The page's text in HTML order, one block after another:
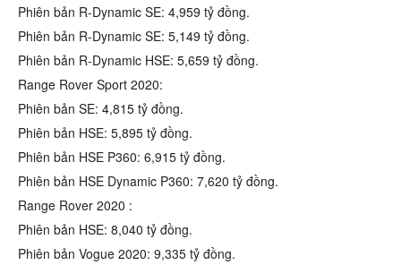
Phiên bản R-Dynamic SE: 4,959 tỷ đồng.
Phiên bản R-Dynamic SE: 5,149 tỷ đồng.
Phiên bản R-Dynamic HSE: 5,659 tỷ đồng.
Range Rover Sport 2020:
Phiên bản SE: 4,815 tỷ đồng.
Phiên bản HSE: 5,895 tỷ đồng.
Phiên bản HSE P360: 6,915 tỷ đồng.
Phiên bản HSE Dynamic P360: 7,620 tỷ đồng.
Range Rover 2020 :
Phiên bản HSE: 8,040 tỷ đồng.
Phiên bản Vogue 2020: 9,335 tỷ đồng.